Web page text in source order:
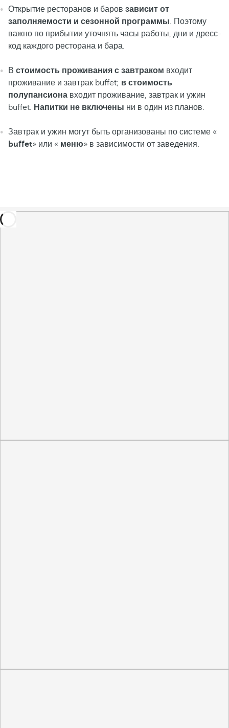
Открытие ресторанов и баров зависит от
заполняемости и сезонной программы. Поэтому
важно по прибытии уточнять часы работы, дни и дресс-
код каждого ресторана и бара.
В стоимость проживания с завтраком входит
проживание и завтрак buffet; в стоимость
полупансиона входит проживание, завтрак и ужин
buffet. Напитки не включены ни в один из планов.
Завтрак и ужин могут быть организованы по системе «
buffet» или « меню» в зависимости от заведения.